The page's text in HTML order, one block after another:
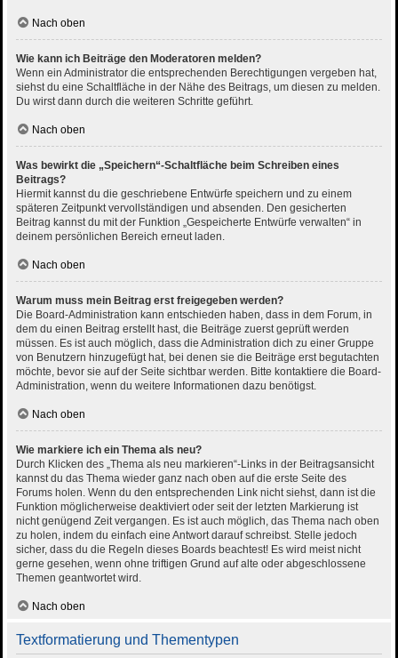
Nach oben
Wie kann ich Beiträge den Moderatoren melden?
Wenn ein Administrator die entsprechenden Berechtigungen vergeben hat,
siehst du eine Schaltfläche in der Nähe des Beitrags, um diesen zu melden.
Du wirst dann durch die weiteren Schritte geführt.
Nach oben
Was bewirkt die „Speichern“-Schaltfläche beim Schreiben eines
Beitrags?
Hiermit kannst du die geschriebene Entwürfe speichern und zu einem
späteren Zeitpunkt vervollständigen und absenden. Den gesicherten
Beitrag kannst du mit der Funktion „Gespeicherte Entwürfe verwalten“ in
deinem persönlichen Bereich erneut laden.
Nach oben
Warum muss mein Beitrag erst freigegeben werden?
Die Board-Administration kann entschieden haben, dass in dem Forum, in
dem du einen Beitrag erstellt hast, die Beiträge zuerst geprüft werden
müssen. Es ist auch möglich, dass die Administration dich zu einer Gruppe
von Benutzern hinzugefügt hat, bei denen sie die Beiträge erst begutachten
möchte, bevor sie auf der Seite sichtbar werden. Bitte kontaktiere die Board-
Administration, wenn du weitere Informationen dazu benötigst.
Nach oben
Wie markiere ich ein Thema als neu?
Durch Klicken des „Thema als neu markieren“-Links in der Beitragsansicht
kannst du das Thema wieder ganz nach oben auf die erste Seite des
Forums holen. Wenn du den entsprechenden Link nicht siehst, dann ist die
Funktion möglicherweise deaktiviert oder seit der letzten Markierung ist
nicht genügend Zeit vergangen. Es ist auch möglich, das Thema nach oben
zu holen, indem du einfach eine Antwort darauf schreibst. Stelle jedoch
sicher, dass du die Regeln dieses Boards beachtest! Es wird meist nicht
gerne gesehen, wenn ohne triftigen Grund auf alte oder abgeschlossene
Themen geantwortet wird.
Nach oben
Textformatierung und Thementypen